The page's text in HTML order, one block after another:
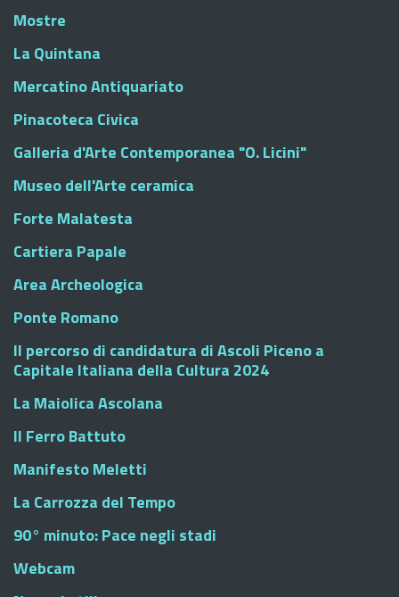
Mostre
La Quintana
Mercatino Antiquariato
Pinacoteca Civica
Galleria d'Arte Contemporanea "O. Licini"
Museo dell'Arte ceramica
Forte Malatesta
Cartiera Papale
Area Archeologica
Ponte Romano
Il percorso di candidatura di Ascoli Piceno a
Capitale Italiana della Cultura 2024
La Maiolica Ascolana
Il Ferro Battuto
Manifesto Meletti
La Carrozza del Tempo
90° minuto: Pace negli stadi
Webcam